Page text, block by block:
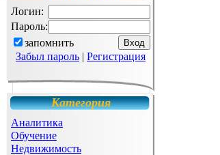
Логин:
Пароль:
запомнить
Забыл пароль | Регистрация
Категория
Аналитика
Обучение
Недвижимость